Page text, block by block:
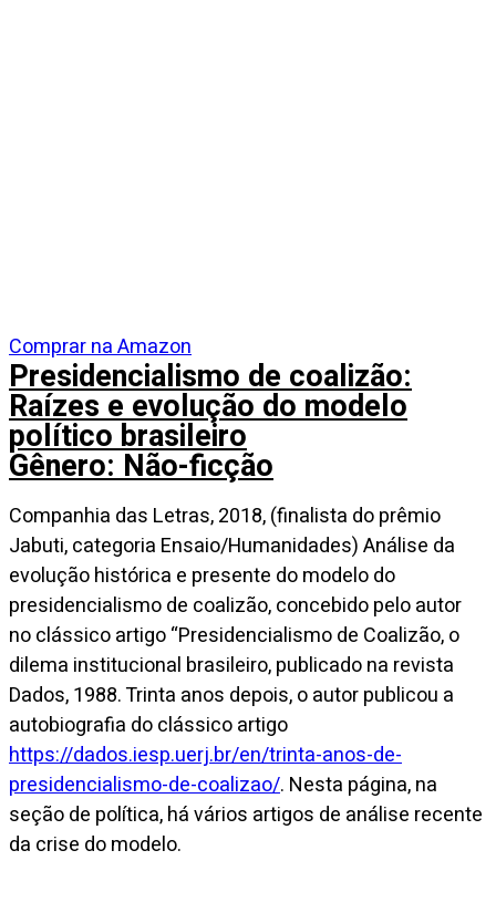
Comprar na Amazon
Presidencialismo de coalizão:
Raízes e evolução do modelo
político brasileiro
Gênero: Não-ficção
Companhia das Letras, 2018, (finalista do prêmio
Jabuti, categoria Ensaio/Humanidades) Análise da
evolução histórica e presente do modelo do
presidencialismo de coalizão, concebido pelo autor
no clássico artigo “Presidencialismo de Coalizão, o
dilema institucional brasileiro, publicado na revista
Dados, 1988. Trinta anos depois, o autor publicou a
autobiografia do clássico artigo
https://dados.iesp.uerj.br/en/trinta-anos-de-
presidencialismo-de-coalizao/. Nesta página, na
seção de política, há vários artigos de análise recente
da crise do modelo.